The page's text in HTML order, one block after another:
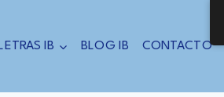
LETRAS IB BLOG IB CONTACTO